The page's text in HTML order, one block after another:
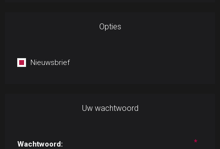
Opties
Nieuwsbrief
Uw wachtwoord
Wachtwoord: *